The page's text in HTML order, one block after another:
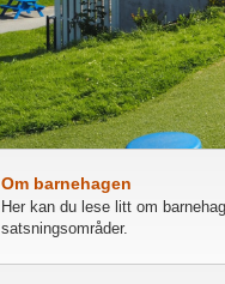
Om barnehagen
Her kan du lese litt om
satsningsområder.